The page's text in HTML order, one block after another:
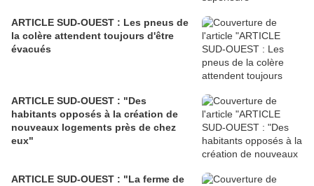
ARTICLE SUD-OUEST : Les pneus de
la colère attendent toujours d'être
évacués
ARTICLE SUD-OUEST : "Des
habitants opposés à la création de
nouveaux logements près de chez
eux"
ARTICLE SUD-OUEST : "La ferme de